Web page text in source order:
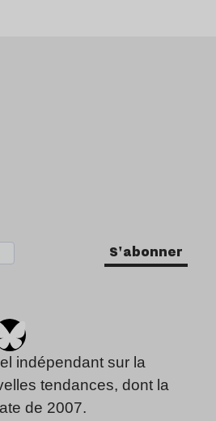
S'abonner
indépendant sur la
tendances, dont la
de 2007.